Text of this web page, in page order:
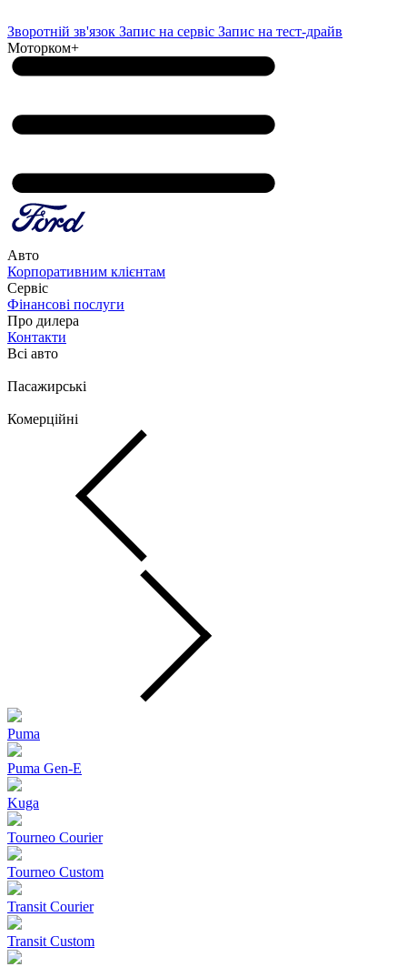
Зворотній зв'язок Запис на сервіс Запис на тест-драйв
Моторком+
Авто
Корпоративним клієнтам
Сервіс
Фінансові послуги
Про дилера
Контакти
Всі авто
Пасажирські
Комерційні
Puma
Puma Gen‑E
Kuga
Tourneo Courier
Tourneo Custom
Transit Courier
Transit Custom